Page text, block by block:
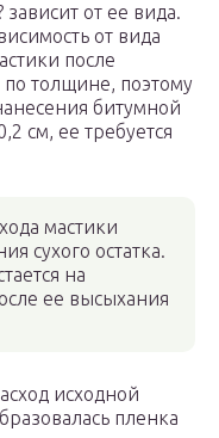
от ее вида.
от вида
после
толщине, поэтому
битумной
см, ее требуется
мастики
сухого остатка.
на
ее высыхания
исходной
пленка